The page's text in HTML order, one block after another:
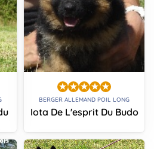
BERGER ALLEMAND POIL LONG
Iota De L'esprit Du Budo